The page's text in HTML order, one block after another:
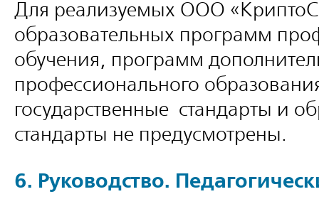
Для реализуемых ООО
образовательных программ
обучения, программ
профессионального
государственные стандарты и
стандарты не предусмотрены.
6. Руководство.